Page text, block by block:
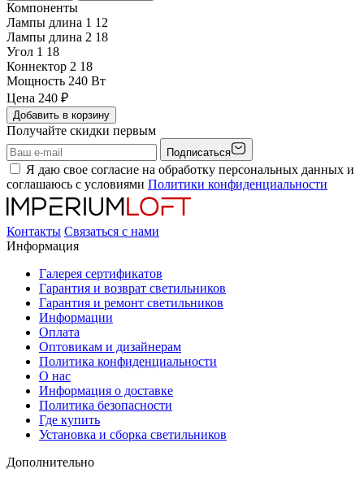
Компоненты
Лампы длина 1 12
Лампы длина 2 18
Угол 1 18
Коннектор 2 18
Мощность 240 Вт
Цена 240 ₽
Добавить в корзину
Получайте скидки первым
Подписаться
Я даю свое согласие на обработку персональных данных и
соглашаюсь с условиями Политики конфиденциальности
Контакты Связаться с нами
Информация
Галерея сертификатов
Гарантия и возврат светильников
Гарантия и ремонт светильников
Информации
Оплата
Оптовикам и дизайнерам
Политика конфиденциальности
О нас
Информация о доставке
Политика безопасности
Где купить
Установка и сборка светильников
Дополнительно